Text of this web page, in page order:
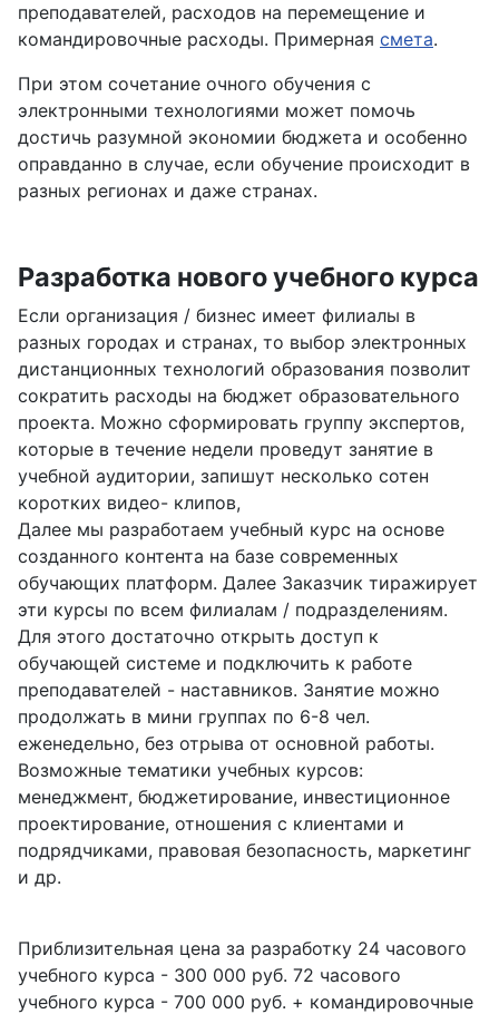
преподавателей, расходов на перемещение и
командировочные расходы. Примерная смета.
При этом сочетание очного обучения с
электронными технологиями может помочь
достичь разумной экономии бюджета и особенно
оправданно в случае, если обучение происходит в
разных регионах и даже странах.
Разработка нового учебного курса
Если организация / бизнес имеет филиалы в
разных городах и странах, то выбор электронных
дистанционных технологий образования позволит
сократить расходы на бюджет образовательного
проекта. Можно сформировать группу экспертов,
которые в течение недели проведут занятие в
учебной аудитории, запишут несколько сотен
коротких видео- клипов,
Далее мы разработаем учебный курс на основе
созданного контента на базе современных
обучающих платформ. Далее Заказчик тиражирует
эти курсы по всем филиалам / подразделениям.
Для этого достаточно открыть доступ к
обучающей системе и подключить к работе
преподавателей - наставников. Занятие можно
продолжать в мини группах по 6-8 чел.
еженедельно, без отрыва от основной работы.
Возможные тематики учебных курсов:
менеджмент, бюджетирование, инвестиционное
проектирование, отношения с клиентами и
подрядчиками, правовая безопасность, маркетинг
и др.
Приблизительная цена за разработку 24 часового
учебного курса - 300 000 руб. 72 часового
учебного курса - 700 000 руб. + командировочные